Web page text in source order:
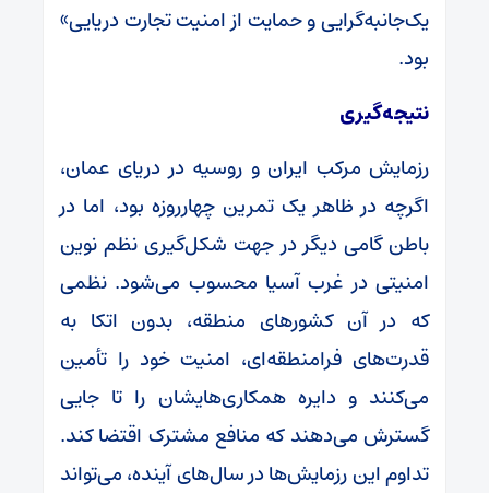
یک‌جانبه‌گرایی و حمایت از امنیت تجارت دریایی»
بود.
نتیجه‌گیری
رزمایش مرکب ایران و روسیه در دریای عمان،
اگرچه در ظاهر یک تمرین چهارروزه بود، اما در
باطن گامی دیگر در جهت شکل‌گیری نظم نوین
امنیتی در غرب آسیا محسوب می‌شود. نظمی
که در آن کشورهای منطقه، بدون اتکا به
قدرت‌های فرامنطقه‌ای، امنیت خود را تأمین
می‌کنند و دایره همکاری‌هایشان را تا جایی
گسترش می‌دهند که منافع مشترک اقتضا کند.
تداوم این رزمایش‌ها در سال‌های آینده، می‌تواند